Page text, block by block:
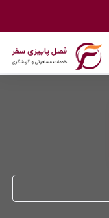
می باشد لطفا